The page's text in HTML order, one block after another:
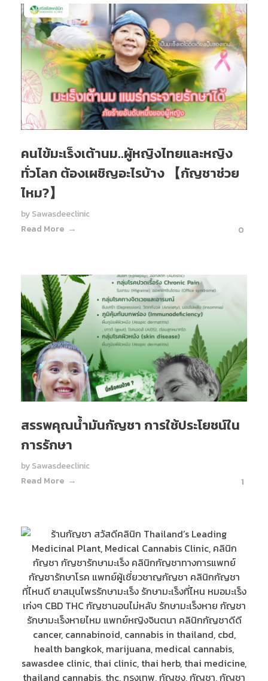
คนไข้มะเร็งเต้านม..ผู้หญิงไทยและหญิง
ทั่วโลก ต้องเผชิญอะไรบ้าง 【กัญชาช่วย
ไหม?】
bySawasdeeclinic
Read More
0
สรรพคุณน้ำมันกัญชา การใช้ประโยชน์ใน
การรักษา
bySawasdeeclinic
Read More
1